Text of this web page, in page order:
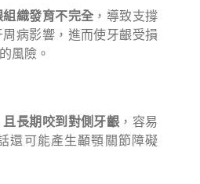
織發育不完全 ，導致支撐
病影響，進而使牙齦受損
風險。
長期咬到對側牙齦 ，容易
還可能產生顳顎關節障礙